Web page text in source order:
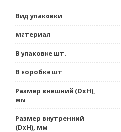
Вид упаковки
Материал
В упаковке шт.
В коробке шт
Размер внешний (DxН),
мм
Размер внутренний
(DxH), мм